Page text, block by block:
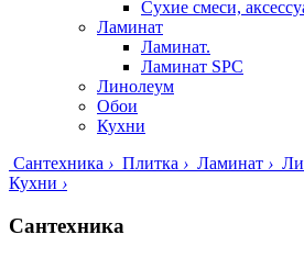
Сухие смеси,
Ламинат
Ламинат.
Ламинат SPC
Линолеум
Обои
Кухни
Сантехника › Плитка › Ламинат ›
Кухни ›
Сантехника